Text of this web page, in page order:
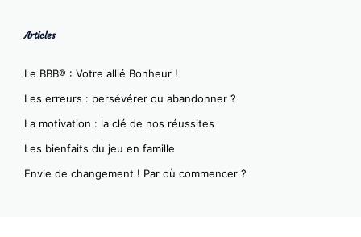
Articles
Le BBB® : Votre allié Bonheur !
Les erreurs : persévérer ou abandonner ?
La motivation : la clé de nos réussites
Les bienfaits du jeu en famille
Envie de changement ! Par où commencer ?